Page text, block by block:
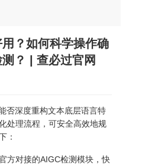
？如何科学操作确
？ | 查必过官网
否深度重构文本底层语言特
处理流程，可安全高效地规
：
方对接的AIGC检测模块，快